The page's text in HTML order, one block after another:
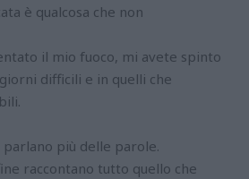
è qualcosa che non
il mio fuoco, mi avete spinto
difficili e in quelli che
parlano più delle parole.
raccontano tutto quello che